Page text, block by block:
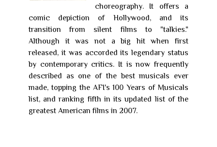
choreography. It offers a
comic depiction of Hollywood, and its
transition from silent films to "talkies."
Although it was not a big hit when first
released, it was accorded its legendary status
by contemporary critics. It is now frequently
described as one of the best musicals ever
made, topping the AFI's 100 Years of Musicals
list, and ranking fifth in its updated list of the
greatest American films in 2007.